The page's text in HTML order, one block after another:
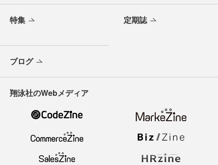
特集 定期誌
ブログ
翔泳社のWebメディア